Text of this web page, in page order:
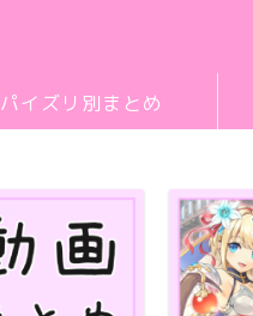
パイズリ別まとめ